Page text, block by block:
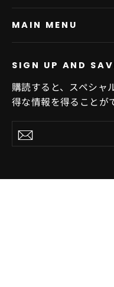
MAIN MENU
SIGN UP AND
購読すると、スペシャ
得な情報を得ることが
Subscribe
Subscribe